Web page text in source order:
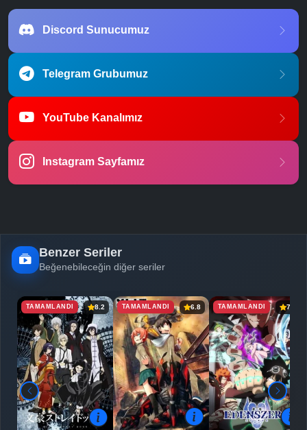
Discord Sunucumuz
Telegram Grubumuz
YouTube Kanalımız
Instagram Sayfamız
Benzer Seriler
Beğenebileceğin diğer seriler
TAMAMLANDI 8.2 TAMAMLANDI 6.8 TAMAMLANDI 7.4